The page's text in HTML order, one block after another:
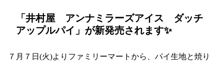
「井村屋 アンナミラーズアイス ダッチ
アップルパイ」が新発売されます✨
７月７日(火)よりファミリーマートから、パイ生地と焼り